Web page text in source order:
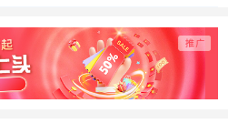
季） 戴眼镜的大
头儿子
季）
旧玩具